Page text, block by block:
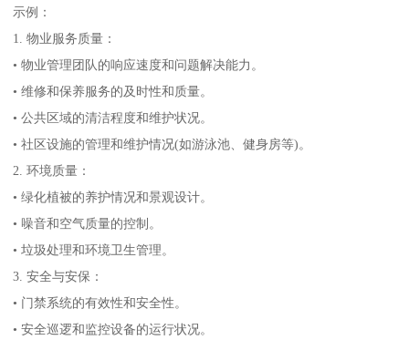
示例：
1. 物业服务质量：
• 物业管理团队的响应速度和问题解决能力。
• 维修和保养服务的及时性和质量。
• 公共区域的清洁程度和维护状况。
• 社区设施的管理和维护情况(如游泳池、健身房等)。
2. 环境质量：
• 绿化植被的养护情况和景观设计。
• 噪音和空气质量的控制。
• 垃圾处理和环境卫生管理。
3. 安全与安保：
• 门禁系统的有效性和安全性。
• 安全巡逻和监控设备的运行状况。